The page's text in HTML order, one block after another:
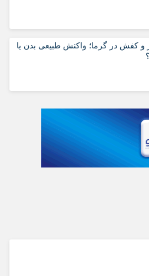
و کفش در گرما؛ واکنش طبیعی بدن یا